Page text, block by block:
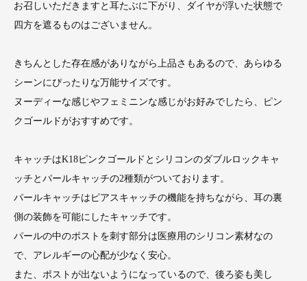
お召しいただきますと耳たぶに下がり、ダイヤが浮いた状態で
四方を遮るものはございません。
きちんとした存在感がありながら上品さもあるので、あらゆる
シーンにぴったりな万能サイズです。
ヌーディーな感じやフェミニンな感じがお好みでしたら、ピン
クゴールドがおすすめです。
キャッチはK18ピンクゴールドとシリコンのダブルロックキャ
ッチとパールキャッチの2種類がついております。
パールキャッチはピアスキャッチの機能を持ちながら、耳の裏
側の装飾を可能にしたキャッチです。
パールの中のポストを刺す部分は医療用のシリコン素材なの
で、アレルギーの心配が少なく安心。
また、ポストが出ないようになっているので、後ろ姿も美し